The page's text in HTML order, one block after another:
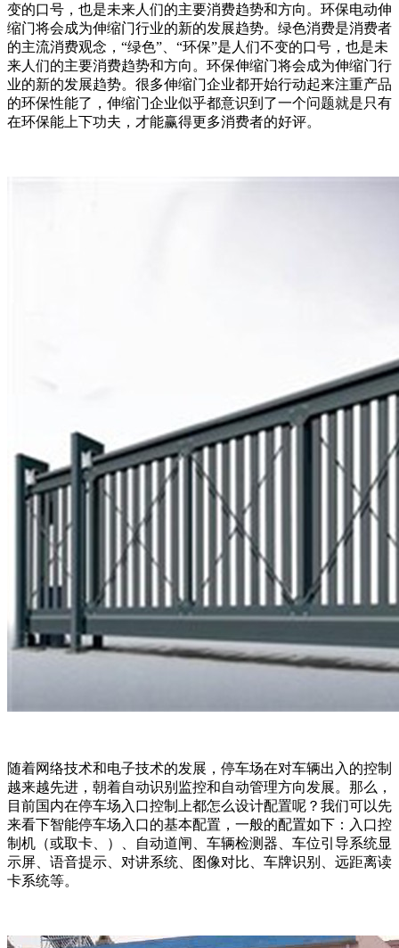
变的口号，也是未来人们的主要消费趋势和方向。环保电动伸
缩门将会成为伸缩门行业的新的发展趋势。绿色消费是消费者
的主流消费观念，“绿色”、“环保”是人们不变的口号，也是未
来人们的主要消费趋势和方向。环保伸缩门将会成为伸缩门行
业的新的发展趋势。很多伸缩门企业都开始行动起来注重产品
的环保性能了，伸缩门企业似乎都意识到了一个问题就是只有
在环保能上下功夫，才能赢得更多消费者的好评。
随着网络技术和电子技术的发展，停车场在对车辆出入的控制
越来越先进，朝着自动识别监控和自动管理方向发展。那么，
目前国内在停车场入口控制上都怎么设计配置呢？我们可以先
来看下智能停车场入口的基本配置，一般的配置如下：入口控
制机（或取卡、）、自动道闸、车辆检测器、车位引导系统显
示屏、语音提示、对讲系统、图像对比、车牌识别、远距离读
卡系统等。